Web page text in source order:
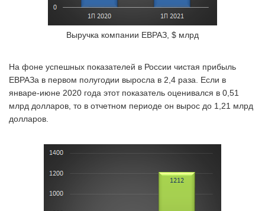
Выручка компании ЕВРАЗ, $ млрд
На фоне успешных показателей в России чистая прибыль
ЕВРАЗа в первом полугодии выросла в 2,4 раза. Если в
январе-июне 2020 года этот показатель оценивался в 0,51
млрд долларов, то в отчетном периоде он вырос до 1,21 млрд
долларов.